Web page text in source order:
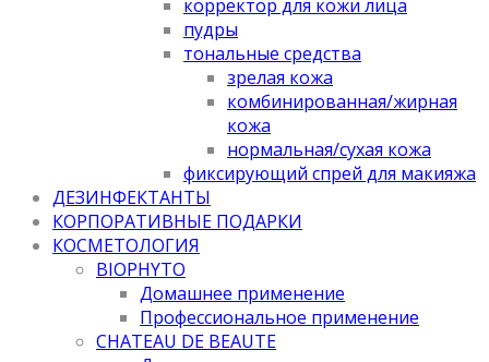
корректор для кожи лица
пудры
тональные средства
зрелая кожа
комбинированная/жирная
кожа
нормальная/cухая кожа
фиксирующий спрей для макияжа
ДЕЗИНФЕКТАНТЫ
КОРПОРАТИВНЫЕ ПОДАРКИ
КОСМЕТОЛОГИЯ
BIOPHYTO
Домашнее применение
Профессиональное применение
CHATEAU DE BEAUTE